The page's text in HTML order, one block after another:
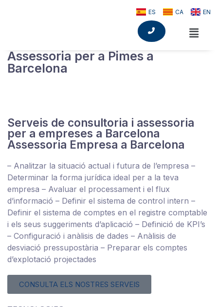
ES CA EN
Assessoria per a Pimes a
Barcelona
Serveis de consultoria i assessoria
per a empreses a Barcelona
Assessoria Empresa a Barcelona
– Analitzar la situació actual i futura de l’empresa –
Determinar la forma jurídica ideal per a la teva
empresa – Avaluar el processament i el flux
d’informació – Definir el sistema de control intern –
Definir el sistema de comptes en el registre comptable
i els seus suggeriments d’aplicació – Definició de KPI’s
– Configuració i anàlisis de dades – Anàlisis de
desviació pressupostària – Preparar els comptes
d’explotació projectades
CONSULTA ELS NOSTRES SERVEIS